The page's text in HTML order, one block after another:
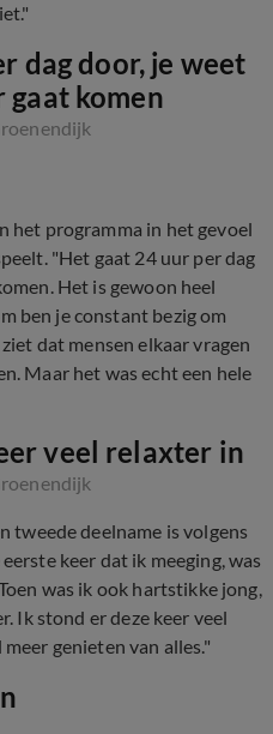
dag door, je weet
komen
het programma in het gevoel
"Het gaat 24 uur per dag
Het is gewoon heel
ben je constant bezig om
dat mensen elkaar vragen
Maar het was echt een hele
veel relaxter in
tweede deelname is volgens
keer dat ik meeging, was
was ik ook hartstikke jong,
Ik stond er deze keer veel
genieten van alles."